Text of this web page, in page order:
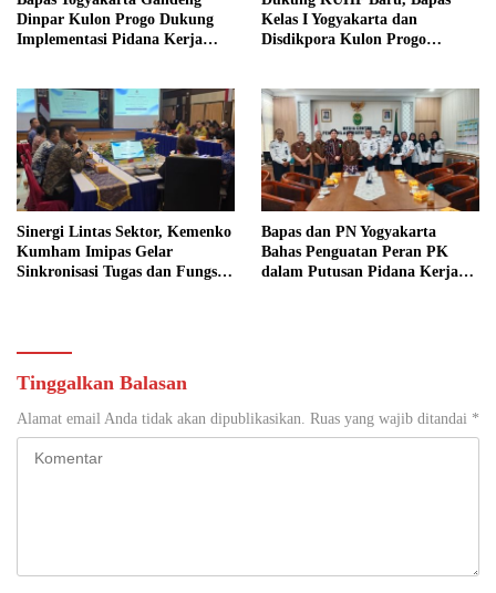
Dinpar Kulon Progo Dukung
Implementasi Pidana Kerja
Kelas I Yogyakarta dan
Disdikpora Kulon Progo
Sinergi Lintas Sektor, Kemenko
Kumham Imipas Gelar
Sinkronisasi Tugas dan Fungsi
Bapas dan PN Yogyakarta
Bahas Penguatan Peran PK
dalam Putusan Pidana Kerja
Tinggalkan Balasan
Alamat email Anda tidak akan dipublikasikan. Ruas yang wajib ditandai *